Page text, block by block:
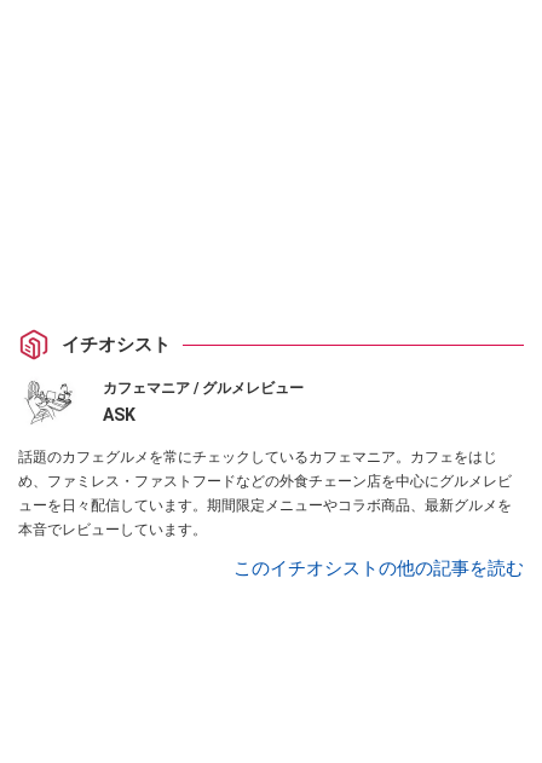
イチオシスト
カフェマニア / グルメレビュー
ASK
話題のカフェグルメを常にチェックしているカフェマニア。カフェをはじ
め、ファミレス・ファストフードなどの外食チェーン店を中心にグルメレビ
ューを日々配信しています。期間限定メニューやコラボ商品、最新グルメを
本音でレビューしています。
このイチオシストの他の記事を読む